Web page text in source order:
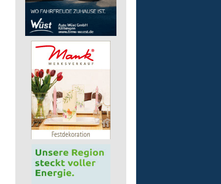
57537 Wissen